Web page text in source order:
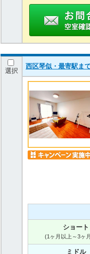
選択
西区琴似・最寄駅ま
ショート
(1ヶ月以上～3ヶ
ミドル